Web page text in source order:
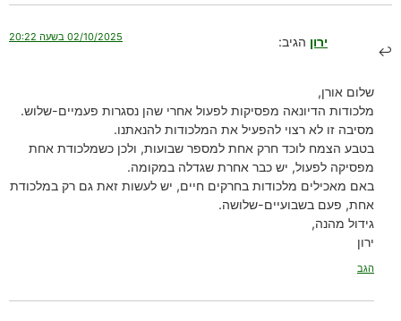
ירון הגיב: 02/10/2025 בשעה 20:22
שלום אורן,
מלכודות הדיונאה מפסיקות לפעול אחרי שהן נסגרות פעמיים-שלוש.
מסיבה זו לא רצוי להפעיל את המלכודות להנאתנו.
בטבע הצמח לוכד חרק אחת למספר שבועות, ולכן כשמלכודת אחת
מפסיקה לפעול, יש כבר אחרת שגדלה במקומה.
באם מאכילים מלכודות בחרקים חיים, יש לעשות זאת גם רק במלכודת
אחת, פעם בשבועיים-שלושה.
גידול מהנה,
ירון
הגב